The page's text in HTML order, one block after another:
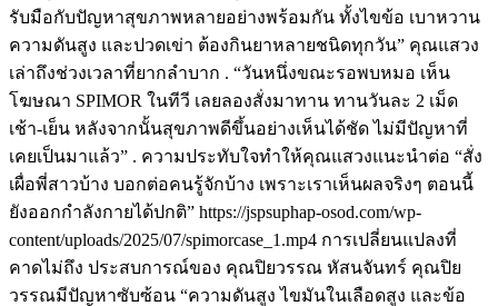
รับมือกับปัญหาสุขภาพหลายอย่างพร้อมกัน ทั้งไขข้อ เบาหวาน
ความดันสูง และปวดเข่า ต้องกินยาหลายชนิดทุกวัน” คุณแสวง
เล่าถึงช่วงเวลาที่ยากลำบาก . “วันหนึ่งขณะรอพบหมอ เห็น
โฆษณา SPIMOR ในทีวี เลยลองสั่งมาทาน ทานวันละ 2 เม็ด
เช้า-เย็น หลังจากนั้นสุขภาพดีขึ้นอย่างเห็นได้ชัด ไม่มีปัญหาที่
เคยเป็นมาแล้ว” . ความประทับใจทำให้คุณแสวงแนะนำต่อ “สั่ง
เผื่อพี่สาวบ้าง บอกต่อคนรู้จักบ้าง เพราะเราเห็นผลจริงๆ ตอนนี้
ยังออกกำลังกายได้ปกติ” https://jspsuphap-osod.com/wp-
content/uploads/2025/07/spimorcase_1.mp4 การเปลี่ยนแปลงที่
คาดไม่ถึง ประสบการณ์ของ คุณปิยวรรณ หัสนจันทร์ คุณปิย
วรรณมีปัญหาซับซ้อน “ความดันสูง ไขมันในเลือดสูง และข้อ